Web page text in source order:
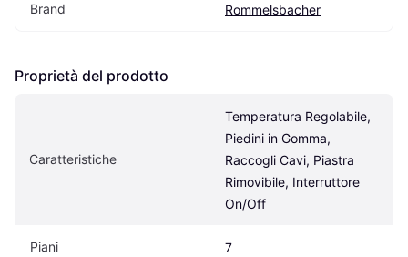
Brand Rommelsbacher
Proprietà del prodotto
Caratteristiche
Temperatura Regolabile,
Piedini in Gomma,
Raccogli Cavi, Piastra
Rimovibile, Interruttore
On/Off
Piani 7